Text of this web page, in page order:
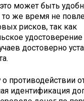
это может быть
же время не
рисков, так как
достоверно
о противодействии
идентификация